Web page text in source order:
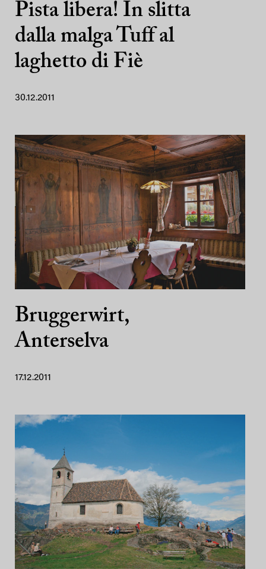
Pista libera! In slitta
dalla malga Tuff al
laghetto di Fiè
30.12.2011
Bruggerwirt,
Anterselva
17.12.2011